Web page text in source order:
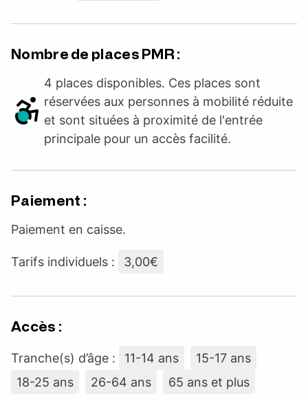
Nombre de places PMR :
4 places disponibles. Ces places sont
réservées aux personnes à mobilité réduite
et sont situées à proximité de l'entrée
principale pour un accès facilité.
Paiement :
Paiement en caisse.
Tarifs individuels : 3,00€
Accès :
Tranche(s) d’âge : 11-14 ans
15-17 ans
18-25 ans
26-64 ans 65 ans et plus